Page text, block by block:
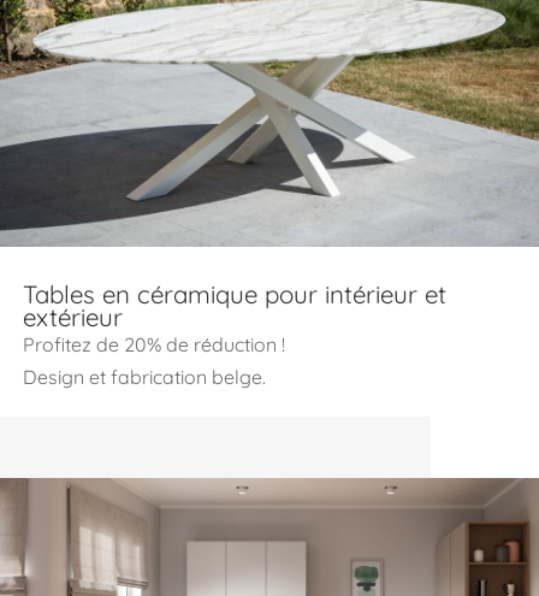
Tables en céramique pour intérieur et
extérieur
Profitez de 20% de réduction !
Design et fabrication belge.